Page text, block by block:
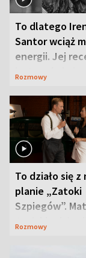
To dlatego
Santor wciąż
energii. Jej
jest zaskakująco
Rozmowy
To działo się z
planie „Zatoki
Szpiegów”.
Janicki odsłonił
Rozmowy